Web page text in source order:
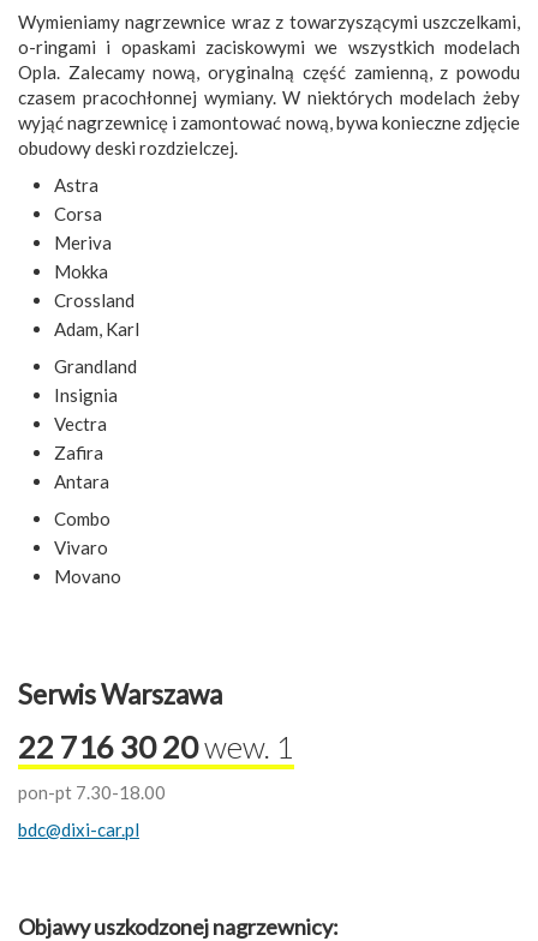
Wymieniamy nagrzewnice wraz z towarzyszącymi uszczelkami,
o-ringami i opaskami zaciskowymi we wszystkich modelach
Opla. Zalecamy nową, oryginalną część zamienną, z powodu
czasem pracochłonnej wymiany. W niektórych modelach żeby
wyjąć nagrzewnicę i zamontować nową, bywa konieczne zdjęcie
obudowy deski rozdzielczej.
Astra
Corsa
Meriva
Mokka
Crossland
Adam, Karl
Grandland
Insignia
Vectra
Zafira
Antara
Combo
Vivaro
Movano
Serwis Warszawa
22 716 30 20wew. 1
pon-pt 7.30-18.00
bdc@dixi-car.pl
Objawy uszkodzonej nagrzewnicy: